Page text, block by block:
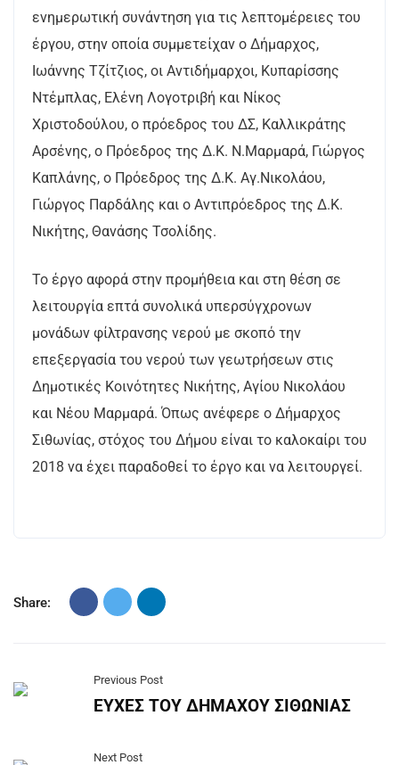
ενημερωτική συνάντηση για τις λεπτομέρειες του
έργου, στην οποία συμμετείχαν ο Δήμαρχος,
Ιωάννης Τζίτζιος, οι Αντιδήμαρχοι, Κυπαρίσσης
Ντέμπλας, Ελένη Λογοτριβή και Νίκος
Χριστοδούλου, ο πρόεδρος του ΔΣ, Καλλικράτης
Αρσένης, ο Πρόεδρος της Δ.Κ. Ν.Μαρμαρά, Γιώργος
Καπλάνης, ο Πρόεδρος της Δ.Κ. Αγ.Νικολάου,
Γιώργος Παρδάλης και ο Αντιπρόεδρος της Δ.Κ.
Νικήτης, Θανάσης Τσολίδης.
Το έργο αφορά στην προμήθεια και στη θέση σε
λειτουργία επτά συνολικά υπερσύγχρονων
μονάδων φίλτρανσης νερού με σκοπό την
επεξεργασία του νερού των γεωτρήσεων στις
Δημοτικές Κοινότητες Νικήτης, Αγίου Νικολάου
και Νέου Μαρμαρά. Όπως ανέφερε ο Δήμαρχος
Σιθωνίας, στόχος του Δήμου είναι το καλοκαίρι του
2018 να έχει παραδοθεί το έργο και να λειτουργεί.
Share:
Previous Post
ΕΥΧΕΣ ΤΟΥ ΔΗΜΑΧΟΥ ΣΙΘΩΝΙΑΣ
Next Post